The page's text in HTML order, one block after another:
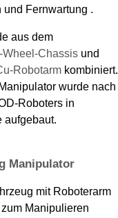
und Fernwartung .
aus dem
Wheel-Chassis und
Robotarm kombiniert.
wurde nach
Roboters in
aufgebaut.
Manipulator
mit Roboterarm
Manipulieren